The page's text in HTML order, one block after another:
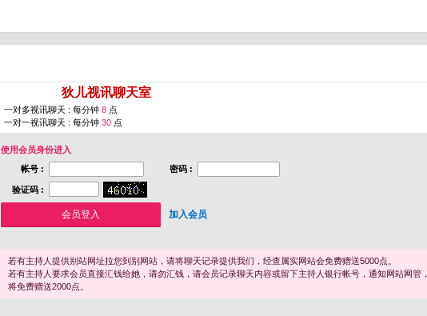
狄儿视讯聊天室
一对多视讯聊天 : 每分钟 8 点
一对一视讯聊天 : 每分钟 30 点
使用会员身份进入
帐号 :
密码 :
验证码 :
加入会员
若有主持人提供别站网址拉您到别网站，请将聊天记录提供我们，经查属实网站会免费赠送5000点。
若有主持人要求会员直接汇钱给她，请勿汇钱，请会员记录聊天内容或留下主持人银行帐号，通知网站网管
将免费赠送2000点。